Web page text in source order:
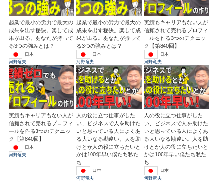
起業で最小の労力で最大の
成果を出す秘訣。楽して成
果が出る。あなたが持って
る3つの強みとは？
日本
河野竜夫
起業で最小の労力で最大の
成果を出す秘訣。楽して成
果が出る。あなたが持って
る3つの強みとは？
日本
河野竜夫
実績もキャリアもない人が
信頼されて売れるプロフィ
ールを作る3つのテクニッ
ク【第840回】
日本
河野竜夫
実績もキャリアもない人が
信頼されて売れるプロフィ
ールを作る3つのテクニッ
ク【第840回】
日本
河野竜夫
人の役に立つ仕事がした
い、ビジネスで人を助けた
いと思っている人によくあ
る大いなる勘違い。人を助
けとか人の役に立ちたいと
かは100年早い僕たち私た
ち
日本
河野竜夫
人の役に立つ仕事がした
い、ビジネスで人を助けた
いと思っている人によくあ
る大いなる勘違い。人を助
けとか人の役に立ちたいと
かは100年早い僕たち私た
ち
日本
河野竜夫